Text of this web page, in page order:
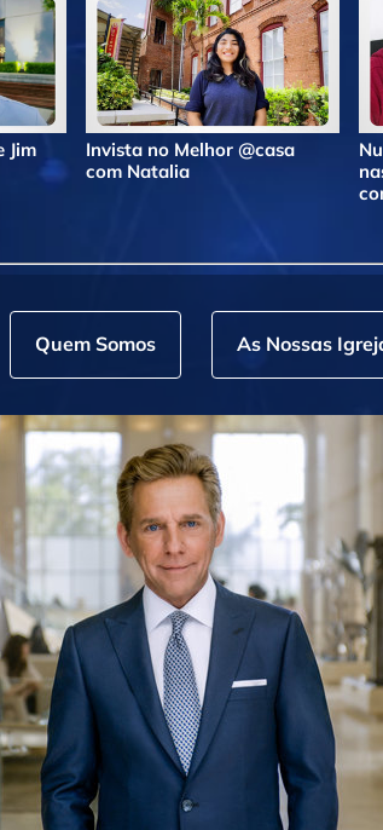
Jim
Invista no Melhor @casa
com Natalia
Quem Somos As Nossas